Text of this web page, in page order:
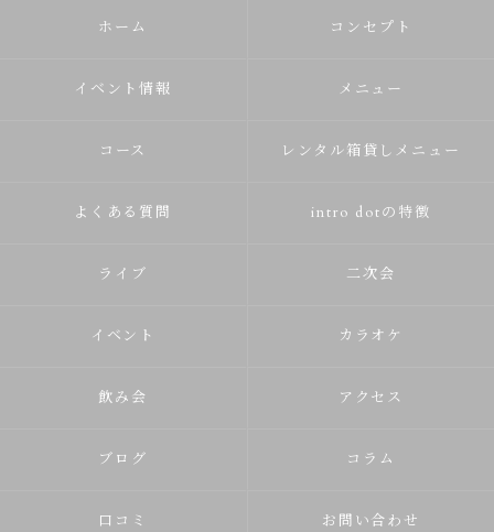
ホーム コンセプト
イベント情報 メニュー
コース レンタル箱貸しメニュー
よくある質問 intro dotの特徴
ライブ 二次会
イベント カラオケ
飲み会 アクセス
ブログ コラム
口コミ お問い合わせ